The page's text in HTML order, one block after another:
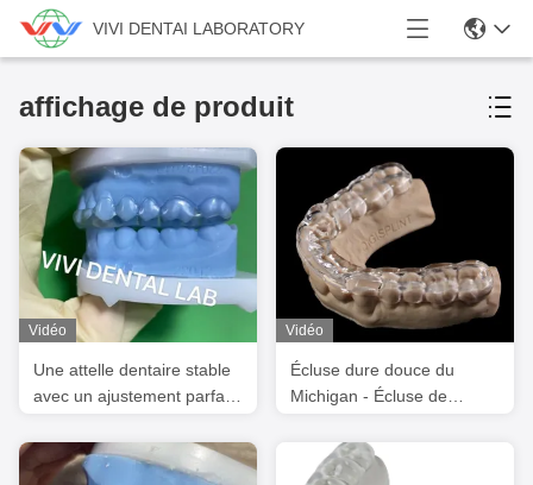
VIVI DENTAI LABORATORY
affichage de produit
Vidéo
Une attelle dentaire stable
avec un ajustement parfait
professionnelle
Vidéo
Écluse dure douce du
Michigan - Écluse de
rentable pour l'utilisation
dentaire